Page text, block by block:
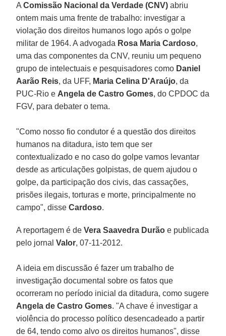
AComissão Nacional da Verdade (CNV) abriu
ontem mais uma frente de trabalho: investigar a
violação dos direitos humanos logo após o golpe
militar de 1964. A advogada Rosa Maria Cardoso,
uma das componentes da CNV, reuniu um pequeno
grupo de intelectuais e pesquisadores como Daniel
Aarão Reis, da UFF, Maria Celina D'Araújo, da
PUC-Rio e Angela de Castro Gomes, do CPDOC da
FGV, para debater o tema.
"Como nosso fio condutor é a questão dos direitos
humanos na ditadura, isto tem que ser
contextualizado e no caso do golpe vamos levantar
desde as articulações golpistas, de quem ajudou o
golpe, da participação dos civis, das cassações,
prisões ilegais, torturas e morte, principalmente no
campo", disseCardoso.
A reportagem é deVera Saavedra Durão e publicada
pelo jornalValor, 07-11-2012.
A ideia em discussão é fazer um trabalho de
investigação documental sobre os fatos que
ocorreram no período inicial da ditadura, como sugere
Angela de Castro Gomes. "A chave é investigar a
violência do processo político desencadeado a partir
de 64, tendo como alvo os direitos humanos", disse